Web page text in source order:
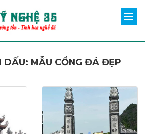
DẤU: MẪU CỔNG ĐÁ ĐẸP